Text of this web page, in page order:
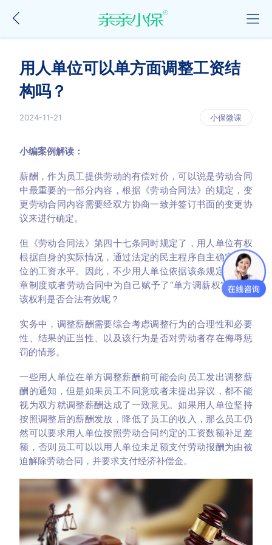
用人单位可以单方面调整工资结
构吗？
2024-11-21 小保微课
小编案例解读：
薪酬，作为员工提供劳动的有偿对价，可以说是劳动合同
中最重要的一部分内容，根据《劳动合同法》的规定，变
更劳动合同内容需要经双方协商一致并签订书面的变更协
议来进行确定。
但《劳动合同法》第四十七条同时规定了，用人单位有权
根据自身的实际情况，通过法定的民主程序自主确定本单
位的工资水平。因此，不少用人单位依据该条规定，在规
章制度或者劳动合同中为自己赋予了“单方调薪权”，那么
该权利是否合法有效呢？
实务中，调整薪酬需要综合考虑调整行为的合理性和必要
性、结果的正当性、以及该行为是否对劳动者存在侮辱惩
罚的情形。
一些用人单位在单方调整薪酬前可能会向员工发出调整薪
酬的通知，但是如果员工不同意或者未提出异议，都不能
视为双方就调整薪酬达成了一致意见。如果用人单位坚持
按照调整后的薪酬发放，降低了员工的收入，那么员工仍
然可以要求用人单位按照劳动合同约定的工资数额补足差
额，否则员工可以以用人单位未足额支付劳动报酬为由被
迫解除劳动合同，并要求支付经济补偿金。